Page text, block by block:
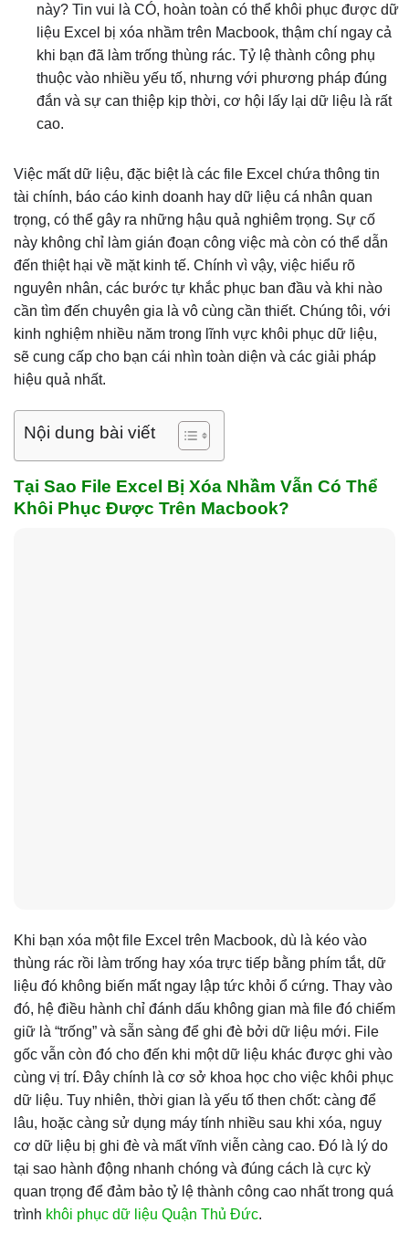
này? Tin vui là CÓ, hoàn toàn có thể khôi phục được dữ
liệu Excel bị xóa nhầm trên Macbook, thậm chí ngay cả
khi bạn đã làm trống thùng rác. Tỷ lệ thành công phụ
thuộc vào nhiều yếu tố, nhưng với phương pháp đúng
đắn và sự can thiệp kịp thời, cơ hội lấy lại dữ liệu là rất
cao.
Việc mất dữ liệu, đặc biệt là các file Excel chứa thông tin
tài chính, báo cáo kinh doanh hay dữ liệu cá nhân quan
trọng, có thể gây ra những hậu quả nghiêm trọng. Sự cố
này không chỉ làm gián đoạn công việc mà còn có thể dẫn
đến thiệt hại về mặt kinh tế. Chính vì vậy, việc hiểu rõ
nguyên nhân, các bước tự khắc phục ban đầu và khi nào
cần tìm đến chuyên gia là vô cùng cần thiết. Chúng tôi, với
kinh nghiệm nhiều năm trong lĩnh vực khôi phục dữ liệu,
sẽ cung cấp cho bạn cái nhìn toàn diện và các giải pháp
hiệu quả nhất.
Nội dung bài viết
Tại Sao File Excel Bị Xóa Nhầm Vẫn Có Thể
Khôi Phục Được Trên Macbook?
Khi bạn xóa một file Excel trên Macbook, dù là kéo vào
thùng rác rồi làm trống hay xóa trực tiếp bằng phím tắt, dữ
liệu đó không biến mất ngay lập tức khỏi ổ cứng. Thay vào
đó, hệ điều hành chỉ đánh dấu không gian mà file đó chiếm
giữ là “trống” và sẵn sàng để ghi đè bởi dữ liệu mới. File
gốc vẫn còn đó cho đến khi một dữ liệu khác được ghi vào
cùng vị trí. Đây chính là cơ sở khoa học cho việc khôi phục
dữ liệu. Tuy nhiên, thời gian là yếu tố then chốt: càng để
lâu, hoặc càng sử dụng máy tính nhiều sau khi xóa, nguy
cơ dữ liệu bị ghi đè và mất vĩnh viễn càng cao. Đó là lý do
tại sao hành động nhanh chóng và đúng cách là cực kỳ
quan trọng để đảm bảo tỷ lệ thành công cao nhất trong quá
trình khôi phục dữ liệu Quận Thủ Đức.